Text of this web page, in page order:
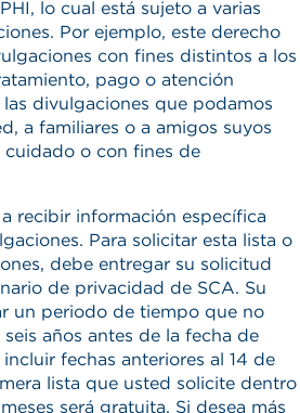
lo cual está sujeto a varias
Por ejemplo, este derecho
con fines distintos a los
pago o atención
divulgaciones que podamos
a familiares o a amigos suyos
o con fines de
recibir información específica
Para solicitar esta lista o
debe entregar su solicitud
de privacidad de SCA. Su
un periodo de tiempo que no
años antes de la fecha de
fechas anteriores al 14 de
lista que usted solicite dentro
será gratuita. Si desea más